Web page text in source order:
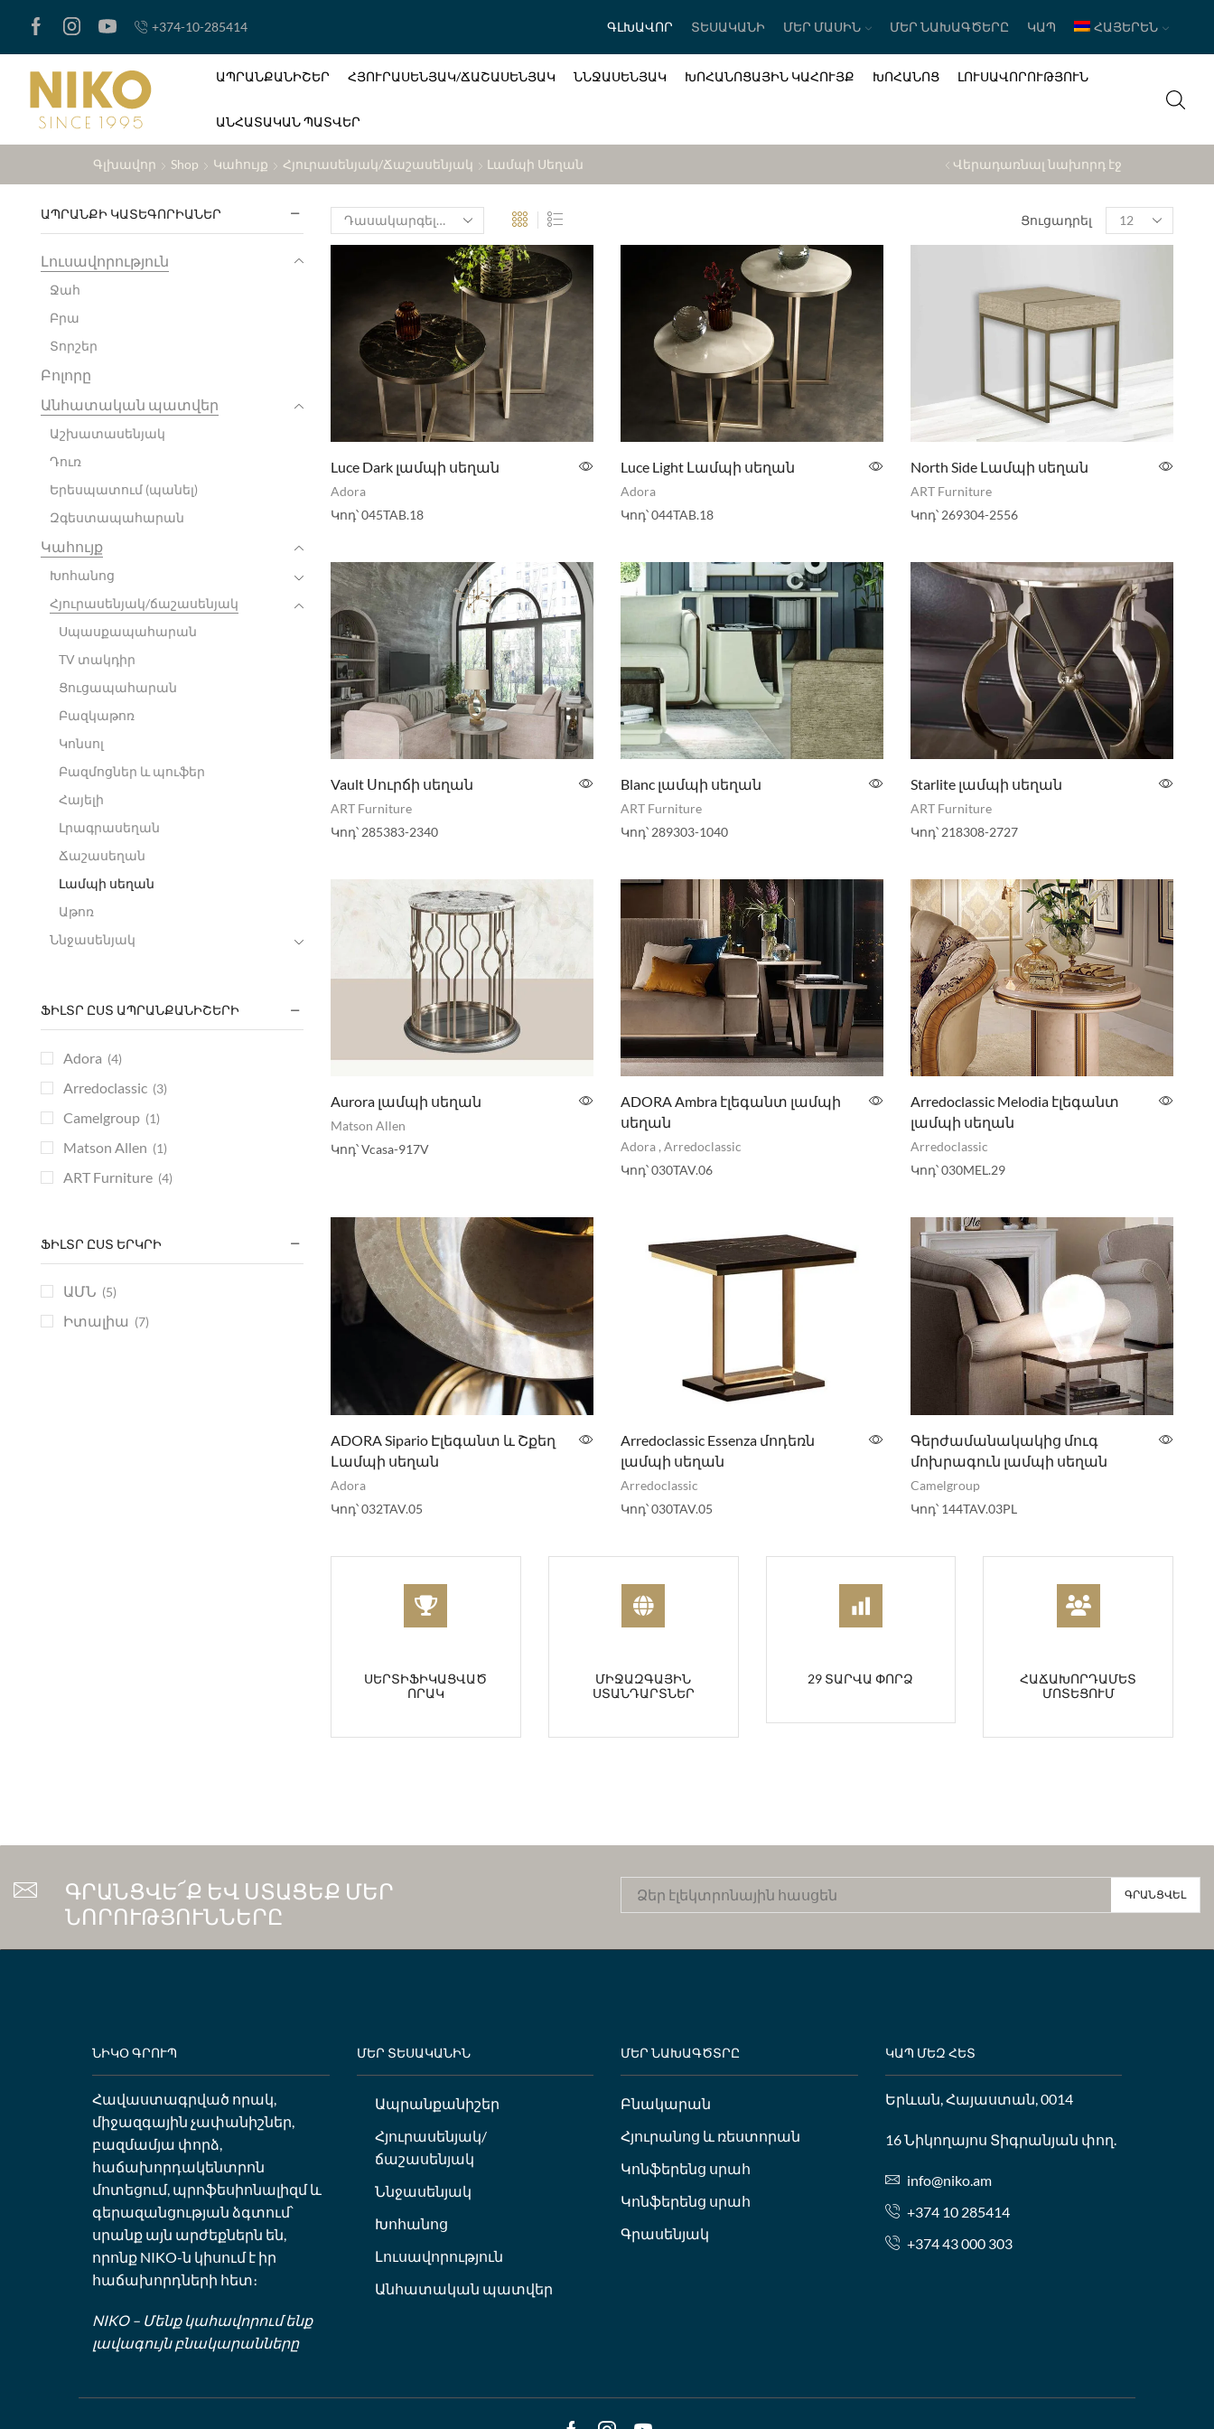
+374-10-285414 ԳԼԽԱՎՈՐ ՏԵՍԱԿԱՆԻ ՄԵՐ ՄԱՍԻՆ ՄԵՐ ՆԱԽԱԳԾԵՐԸ ԿԱՊ ՀԱՅԵՐԵՆ
ԱՊՐԱՆՔԱՆԻՇԵՐ ՀՅՈՒՐԱՍԵՆՅԱԿ/ՃԱՇԱՍԵՆՅԱԿ ՆՆՋԱՍԵՆՅԱԿ ԽՈՀԱՆՈՑԱՅԻՆ ԿԱՀՈՒՅՔ ԽՈՀԱՆՈՑ ԼՈՒՍԱՎՈՐՈՒԹՅՈՒՆ
ԱՆՀԱՏԱԿԱՆ ՊԱՏՎԵՐ
Գլխավոր Shop Կահույք Հյուրասենյակ/ճաշասենյակ Լամպի Սեղան Վերադառնալ նախորդ էջ
Ցուցադրել
Products
per
Luce Dark լամպի սեղան
Adora
Կոդ՝045TAB.18
Luce Light Լամպի սեղան
Adora
Կոդ՝044TAB.18
North Side Լամպի սեղան
ART Furniture
Կոդ՝ 269304-2556
Vault Սուրճի սեղան
ART Furniture
Կոդ՝ 285383-2340
Blanc լամպի սեղան
ART Furniture
Կոդ՝ 289303-1040
Starlite լամպի սեղան
ART Furniture
Կոդ՝ 218308-2727
Aurora լամպի սեղան
Matson Allen
Կոդ՝Vcasa-917V
ADORA Ambra էլեգանտ լամպի
սեղան
Adora,Arredoclassic
Կոդ՝030TAV.06
Arredoclassic Melodia էլեգանտ
լամպի սեղան
Arredoclassic
Կոդ՝030MEL.29
ADORA Sipario Էլեգանտ և Շքեղ
Լամպի սեղան
Adora
Կոդ՝032TAV.05
Arredoclassic Essenza մոդեռն
լամպի սեղան
Arredoclassic
Կոդ՝030TAV.05
Գերժամանակակից մուգ
մոխրագուն լամպի սեղան
Camelgroup
Կոդ՝ 144TAV.03PL
ՍԵՐՏԻՖԻԿԱՑՎԱԾ
ՈՐԱԿ
ՄԻՋԱԶԳԱՅԻՆ
ՍՏԱՆԴԱՐՏՆԵՐ
29 ՏԱՐՎԱ ՓՈՐՁ
ՀԱՃԱԽՈՐԴԱՄԵՏ
ՄՈՏԵՑՈՒՄ
ԱՊՐԱՆՔԻ ԿԱՏԵԳՈՐԻԱՆԵՐ
Լուսավորություն
Ջահ
Բրա
Տորշեր
Բոլորը
Անհատական պատվեր
Աշխատասենյակ
Դուռ
Երեսպատում (պանել)
Զգեստապահարան
Կահույք
Խոհանոց
Հյուրասենյակ/ճաշասենյակ
Սպասքապահարան
TV տակդիր
Ցուցապահարան
Բազկաթոռ
Կոնսոլ
Բազմոցներ և պուֆեր
Հայելի
Լրագրասեղան
Ճաշասեղան
Լամպի սեղան
Աթոռ
Ննջասենյակ
ՖԻԼՏՐ ԸՍՏ ԱՊՐԱՆՔԱՆԻՇԵՐԻ
Adora (4)
Arredoclassic (3)
Camelgroup (1)
Matson Allen (1)
ART Furniture (4)
ՖԻԼՏՐ ԸՍՏ ԵՐԿՐԻ
ԱՄՆ (5)
Իտալիա (7)
ԳՐԱՆՑՎԵ՜Ք ԵՎ ՍՏԱՑԵՔ ՄԵՐ
ՆՈՐՈՒԹՅՈՒՆՆԵՐԸ
ՆԻԿՕ ԳՐՈՒՊ
Հավաստագրված որակ,
միջազգային չափանիշներ,
բազմամյա փորձ,
հաճախորդակենտրոն
մոտեցում, պրոֆեսիոնալիզմ և
գերազանցության ձգտում՝
սրանք այն արժեքներն են,
որոնք NIKO-ն կիսում է իր
հաճախորդների հետ։
NIKO – Մենք կահավորում ենք
լավագույն բնակարանները
ՄԵՐ ՏԵՍԱԿԱՆԻՆ
Ապրանքանիշեր
Հյուրասենյակ/
ճաշասենյակ
Ննջասենյակ
Խոհանոց
Լուսավորություն
Անհատական պատվեր
ՄԵՐ ՆԱԽԱԳԾՏՐԸ
Բնակարան
Հյուրանոց և ռեստորան
Կոնֆերենց սրահ
Կոնֆերենց սրահ
Գրասենյակ
ԿԱՊ ՄԵԶ ՀԵՏ
Երևան, Հայաստան, 0014
16 Նիկողայոս Տիգրանյան փող.
info@niko.am
+374 10 285414
+374 43 000 303